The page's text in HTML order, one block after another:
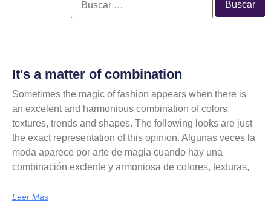
It's a matter of combination
Sometimes the magic of fashion appears when there is
an excelent and harmonious combination of colors,
textures, trends and shapes. The following looks are just
the exact representation of this opinion. Algunas veces la
moda aparece por arte de magia cuando hay una
combinación exclente y armoniosa de colores, texturas,
Leer Más